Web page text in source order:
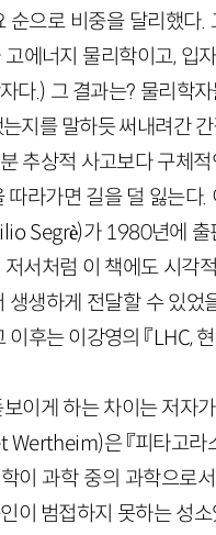
순으로 비중을 달리했다
에너지 물리학이고, 입
다.) 그 결과는? 물리학
지를 말하듯 써내려간
추상적 사고보다 구체
따라가면 길을 덜 잃는다.
Segrè)가 1980년에 출
서처럼 이 책에도 시각
생생하게 전달할 수 있
이후는 이강영의 『LHC,
이게 하는 차이는 저자
은 『피타고라
이 과학 중의 과학으로
이 범접하지 못하는 성